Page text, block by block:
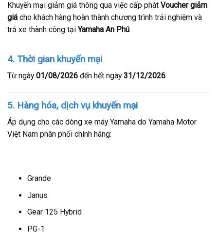
Khuyến mại giảm giá thông qua việc cấp phát Voucher giảm
giá cho khách hàng hoàn thành chương trình trải nghiệm và
trả xe thành công tạiYamaha An Phú.
4. Thời gian khuyến mại
Từ ngày01/08/2026 đến hết ngày31/12/2026.
5. Hàng hóa, dịch vụ khuyến mại
Áp dụng cho các dòng xe máy Yamaha do Yamaha Motor
Việt Nam phân phối chính hãng:
Grande
Janus
Gear 125 Hybrid
PG-1